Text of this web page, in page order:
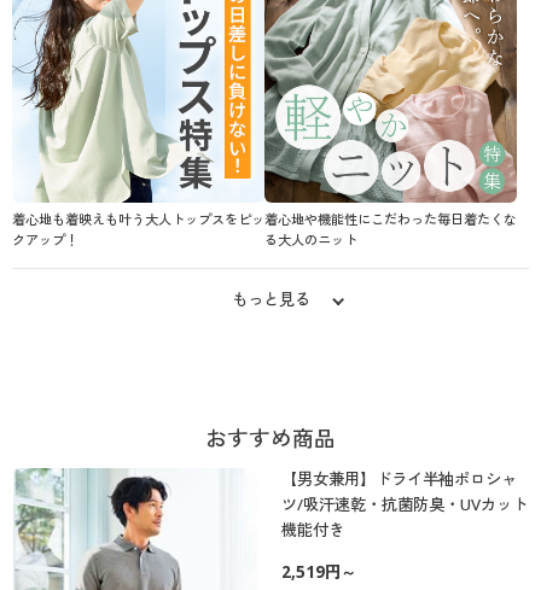
着心地も着映えも叶う大人トップスをピッ
クアップ！
着心地や機能性にこだわった毎日着たくな
る大人のニット
もっと見る
おすすめ商品
【男女兼用】ドライ半袖ポロシャ
ツ/吸汗速乾・抗菌防臭・UVカット
機能付き
2,519円～